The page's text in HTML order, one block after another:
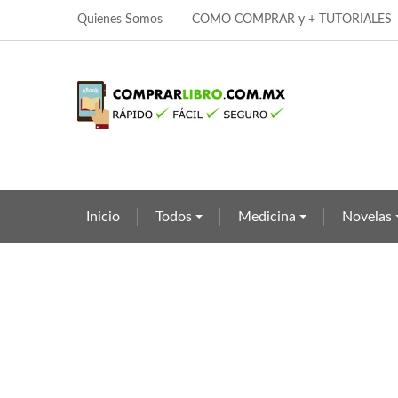
Quienes Somos COMO COMPRAR y + TUTORIALES
Inicio Todos Medicina Novelas